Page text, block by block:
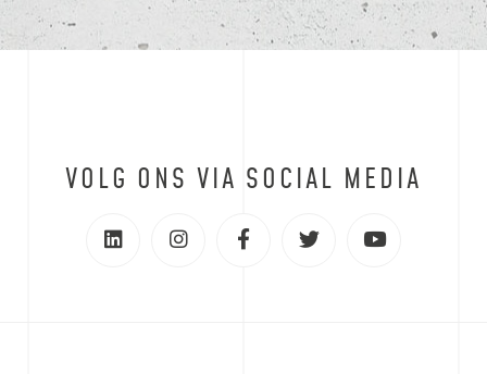
VOLG ONS VIA SOCIAL MEDIA